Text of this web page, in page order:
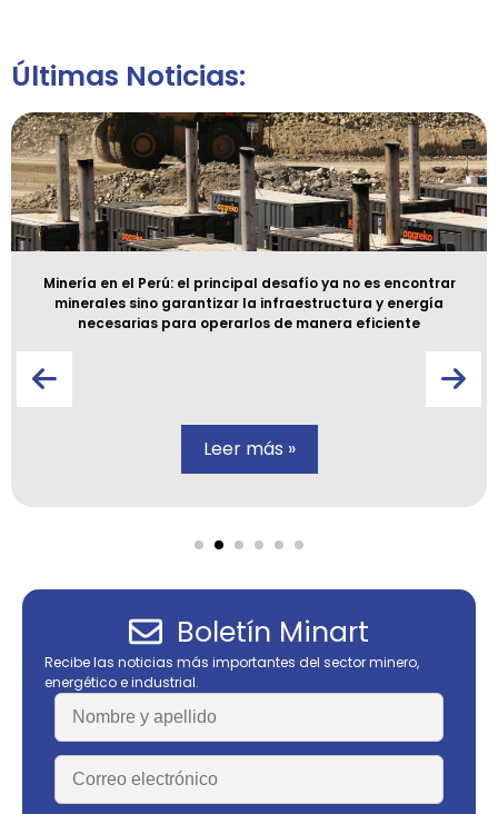
Últimas Noticias:
Minería en el Perú: el principal desafío ya no es encontrar
minerales sino garantizar la infraestructura y energía
necesarias para operarlos de manera eficiente
Leer más »
Boletín Minart
Recibe las noticias más importantes del sector minero,
energético e industrial.